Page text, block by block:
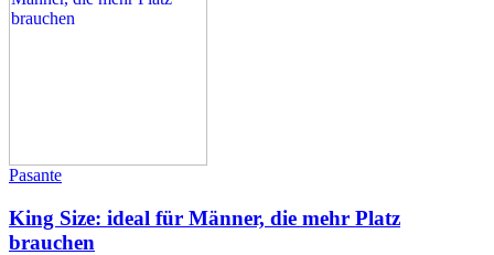
Pasante
King Size: ideal für Männer, die mehr Platz
brauchen